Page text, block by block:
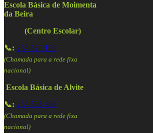
Escola Básica de Moimenta
da Beira
(Centro Escolar)
📞: 254 520 150
(Chamada para a rede fixa
nacional)
Escola Básica de Alvite
📞: 254 586 409
(Chamada para a rede fixa
nacional)